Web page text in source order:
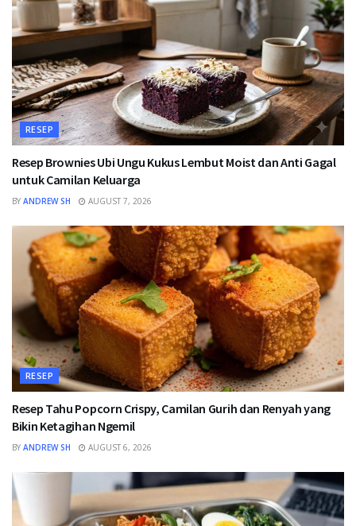
RESEP
Resep Brownies Ubi Ungu Kukus Lembut Moist dan Anti Gagal
untuk Camilan Keluarga
BY ANDREW SH AUGUST 7, 2026
RESEP
Resep Tahu Popcorn Crispy, Camilan Gurih dan Renyah yang
Bikin Ketagihan Ngemil
BY ANDREW SH AUGUST 6, 2026